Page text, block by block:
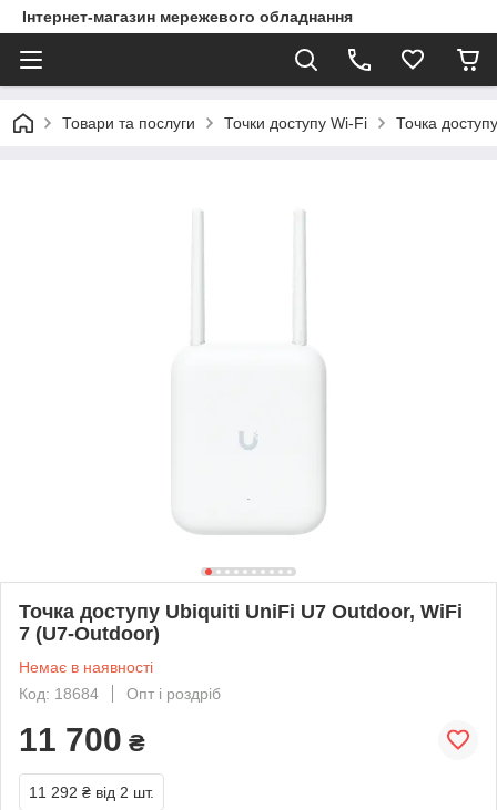
Інтернет-магазин мережевого обладнання
Товари та послуги Точки доступу Wi-Fi Точка
Точка доступу Ubiquiti UniFi U7 Outdoor, WiFi
7 (U7-Outdoor)
Немає в наявності
Код: 18684
Опт і роздріб
11 700 ₴
11 292 ₴ від 2 шт.